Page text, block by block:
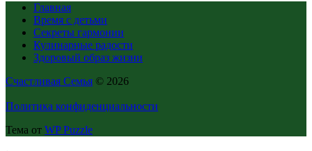
Главная
Время с детьми
Секреты гармонии
Кулинарные радости
Здоровый образ жизни
Счастливая Семья © 2026
Политика конфиденциальности
Тема от WP Puzzle